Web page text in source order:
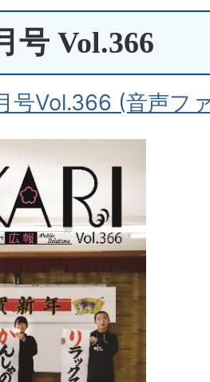
号 Vol.366
号Vol.366 (音声フ